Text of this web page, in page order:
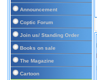
Announcement
Coptic Forum
Join us/ Standing Order
Books on sale
The Magazine
Cartoon